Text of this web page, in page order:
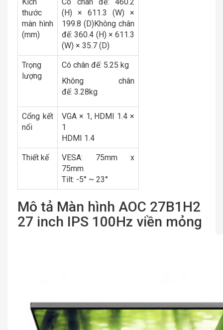
thước
màn hình
(mm)
(H) × 611.3 (W) ×
199.8 (D)Không chân
đế: 360.4 (H) × 611.3
(W) × 35.7 (D)
Trọng
lượng
Có chân đế: 5.25 kg
Không chân
đế: 3.28kg
Cổng kết
nối
VGA × 1, HDMI 1.4 ×
1
HDMI 1.4
Thiết kế
VESA: 75mm x
75mm
Tilt: -5° ~ 23°
Mô tả Màn hình AOC 27B1H2
27 inch IPS 100Hz viền mỏng